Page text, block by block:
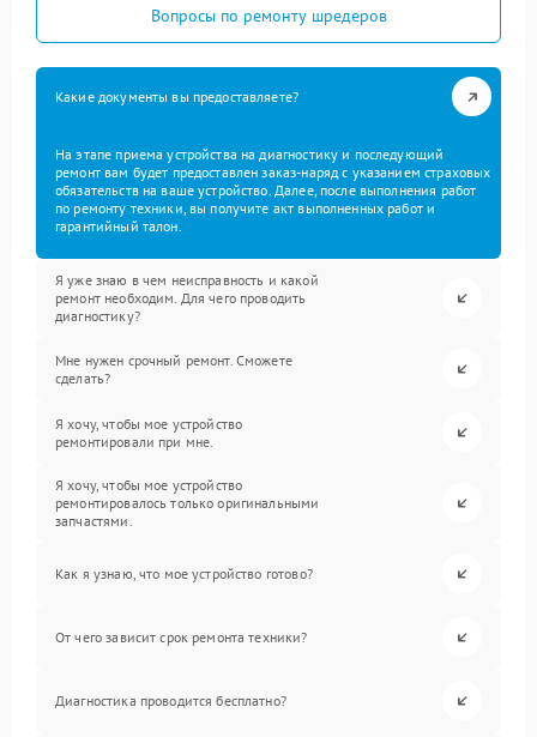
Вопросы по ремонту шредеров
Какие документы вы предоставляете?
На этапе приема устройства на диагностику и последующий
ремонт вам будет предоставлен заказ-наряд с указанием страховых
обязательств на ваше устройство. Далее, после выполнения работ
по ремонту техники, вы получите акт выполненных работ и
гарантийный талон.
Я уже знаю в чем неисправность и какой
ремонт необходим. Для чего проводить
диагностику?
Мне нужен срочный ремонт. Сможете
сделать?
Я хочу, чтобы мое устройство
ремонтировали при мне.
Я хочу, чтобы мое устройство
ремонтировалось только оригинальными
запчастями.
Как я узнаю, что мое устройство готово?
От чего зависит срок ремонта техники?
Диагностика проводится бесплатно?